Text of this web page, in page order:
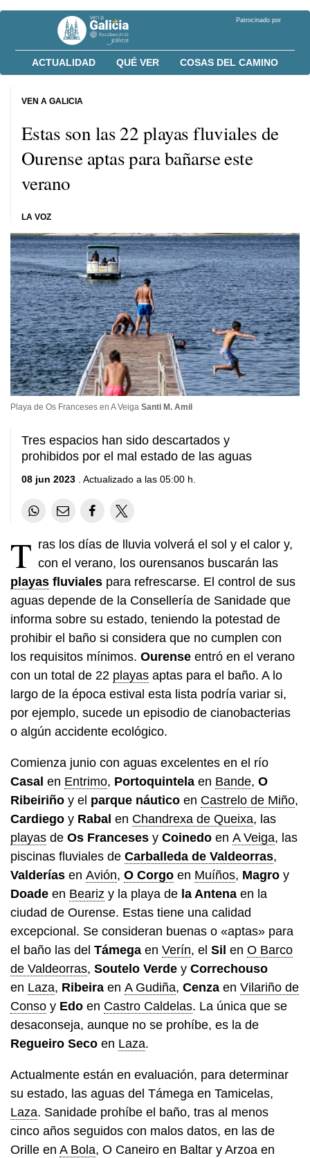
Patrocinado por
ACTUALIDAD QUÉ VER COSAS DEL CAMINO
Estas son las 22 playas fluviales de
Ourense aptas para bañarse este
verano
LA VOZ
VEN A GALICIA
Playa de Os Franceses en A Veiga Santi M. Amil
Tres espacios han sido descartados y
prohibidos por el mal estado de las aguas
08 jun 2023 . Actualizado a las 05:00 h.
T ras los días de lluvia volverá el sol y el calor y,
con el verano, los ourensanos buscarán las
playas fluviales para refrescarse. El control de sus
aguas depende de la Consellería de Sanidade que
informa sobre su estado, teniendo la potestad de
prohibir el baño si considera que no cumplen con
los requisitos mínimos. Ourense entró en el verano
con un total de 22 playas aptas para el baño. A lo
largo de la época estival esta lista podría variar si,
por ejemplo, sucede un episodio de cianobacterias
o algún accidente ecológico.
Comienza junio con aguas excelentes en el río
Casal en Entrimo, Portoquintela en Bande, O
Ribeiriño y el parque náutico en Castrelo de Miño,
Cardiego y Rabal en Chandrexa de Queixa, las
playas de Os Franceses y Coinedo en A Veiga, las
piscinas fluviales de Carballeda de Valdeorras,
Valderías en Avión, O Corgo en Muíños, Magro y
Doade en Beariz y la playa de la Antena en la
ciudad de Ourense. Estas tiene una calidad
excepcional. Se consideran buenas o «aptas» para
el baño las del Támega en Verín, el Sil en O Barco
de Valdeorras, Soutelo Verde y Correchouso
en Laza, Ribeira en A Gudiña, Cenza en Vilariño de
Conso y Edo en Castro Caldelas. La única que se
desaconseja, aunque no se prohíbe, es la de
Regueiro Seco en Laza.
Actualmente están en evaluación, para determinar
su estado, las aguas del Támega en Tamicelas,
Laza. Sanidade prohíbe el baño, tras al menos
cinco años seguidos con malos datos, en las de
Orille en A Bola, O Caneiro en Baltar y Arzoa en